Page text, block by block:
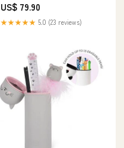
US$ 79.90
★★★★★ 5.0 (23 reviews)